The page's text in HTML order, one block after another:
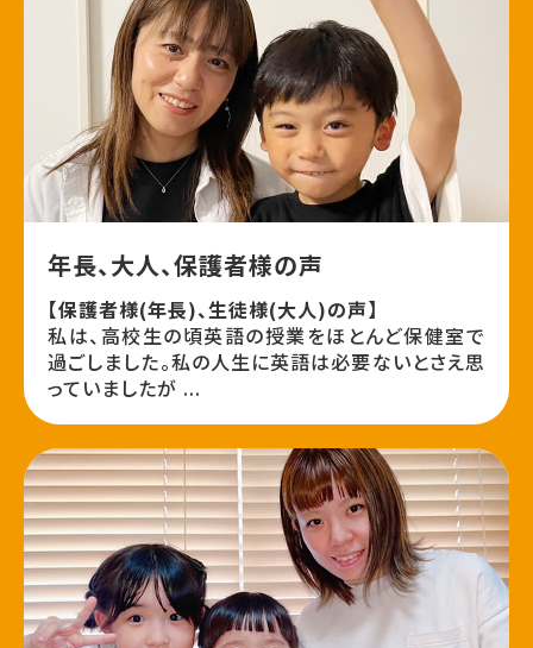
年長、大人、保護者様の声
【保護者様(年長)、生徒様(大人)の声】
私は、高校生の頃英語の授業をほとんど保健室で
過ごしました。私の人生に英語は必要ないとさえ思
っていましたが ...